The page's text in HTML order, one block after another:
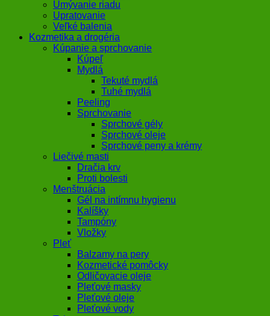
Umývanie riadu
Upratovanie
Veľké balenia
Kozmetika a drogéria
Kúpanie a sprchovanie
Kúpeľ
Mydlá
Tekuté mydlá
Tuhé mydlá
Peeling
Sprchovanie
Sprchové gély
Sprchové oleje
Sprchové peny a krémy
Liečivé masti
Dračia krv
Proti bolesti
Menštruácia
Gél na intímnu hygienu
Kalíšky
Tampóny
Vložky
Pleť
Balzamy na pery
Kozmetické pomôcky
Odličovacie oleje
Pleťové masky
Pleťové oleje
Pleťové vody